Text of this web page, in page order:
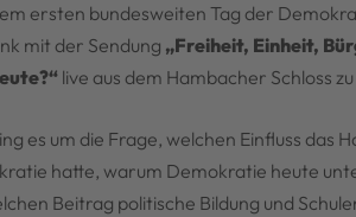
ersten bundesweiten Tag der
mit der Sendung „Freiheit, Einheit,
live aus dem Hambacher Schloss
es um die Frage, welchen Einfluss das
hatte, warum Demokratie heute
Beitrag politische Bildung und